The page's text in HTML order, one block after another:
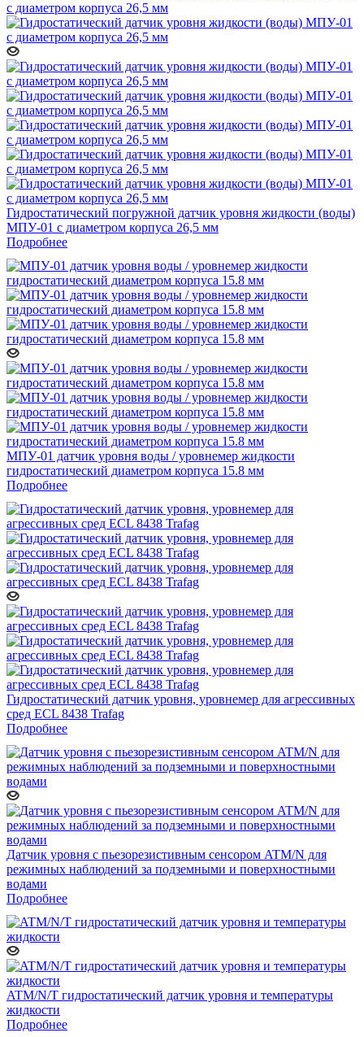
Гидростатический погружной датчик уровня жидкости (воды)
МПУ-01 с диаметром корпуса 26,5 мм
Подробнее
МПУ-01 датчик уровня воды / уровнемер жидкости
гидростатический диаметром корпуса 15.8 мм
Подробнее
Гидростатический датчик уровня, уровнемер для агрессивных
сред ECL 8438 Trafag
Подробнее
Датчик уровня с пьезорезистивным сенсором ATM/N для
режимных наблюдений за подземными и поверхностными
водами
Подробнее
ATM/N/T гидростатический датчик уровня и температуры
жидкости
Подробнее